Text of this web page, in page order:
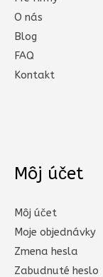
O nás
Blog
FAQ
Kontakt
Môj účet
Môj účet
Moje objednávky
Zmena hesla
Zabudnuté heslo